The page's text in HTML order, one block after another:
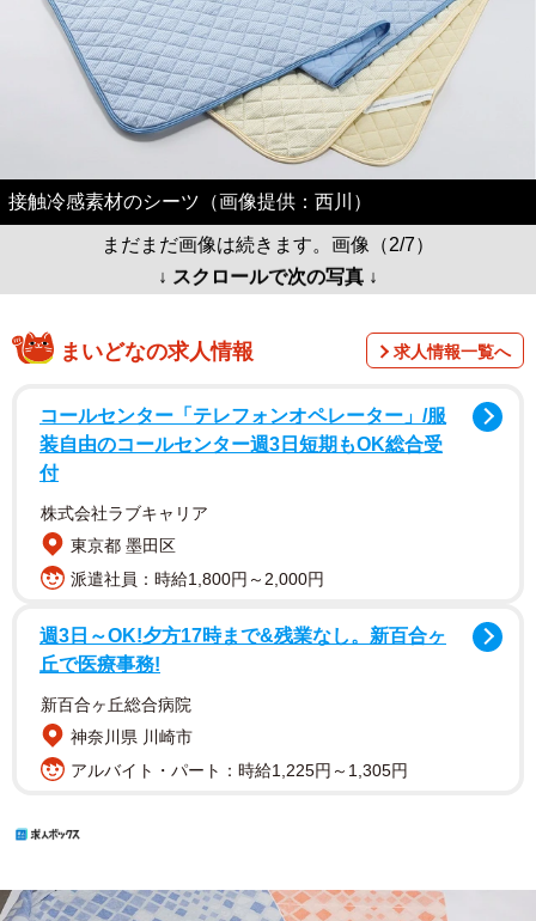
接触冷感素材のシーツ（画像提供：西川）
まだまだ画像は続きます。画像（2/7）
↓ スクロールで次の写真 ↓
まいどなの求人情報 求人情報一覧へ
コールセンター「テレフォンオペレーター」/服
装自由のコールセンター週3日短期もOK総合受
付
株式会社ラブキャリア
東京都 墨田区
派遣社員：時給1,800円～2,000円
週3日～OK!夕方17時まで&残業なし。新百合ヶ
丘で医療事務!
新百合ヶ丘総合病院
神奈川県 川崎市
アルバイト・パート：時給1,225円～1,305円